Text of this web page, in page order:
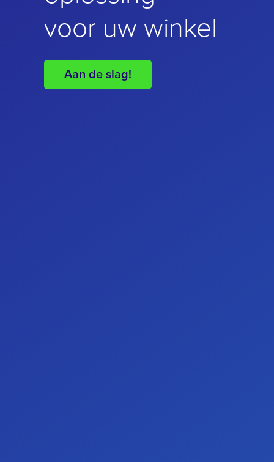
voor uw winkel
Aan de slag!
bedrijf
Aan de slag!